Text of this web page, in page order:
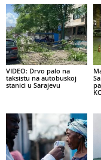
VIDEO: Drvo palo na
taksistu na autobuskoj
stanici u Sarajevu